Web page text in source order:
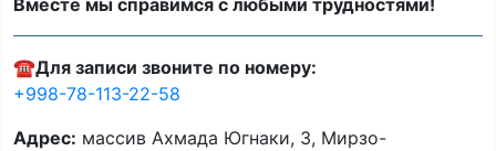
☎️Для записи звоните по номеру:
+998-78-113-22-58
Адрес: массив Ахмада Югнаки, 3, Мирзо-